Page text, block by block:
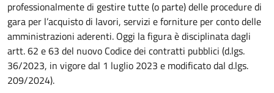
professionalmente di gestire tutte (o parte) delle procedure di
gara per l’acquisto di lavori, servizi e forniture per conto delle
amministrazioni aderenti. Oggi la figura è disciplinata dagli
artt. 62 e 63 del nuovo Codice dei contratti pubblici (d.lgs.
36/2023, in vigore dal 1 luglio 2023 e modificato dal d.lgs.
209/2024).